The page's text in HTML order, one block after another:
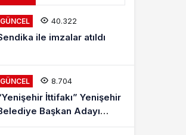
GÜNCEL 40.322
ile imzalar atıldı
GÜNCEL 8.704
İttifakı” Yenişehir
Başkan Adayı
Kaya Röportajı